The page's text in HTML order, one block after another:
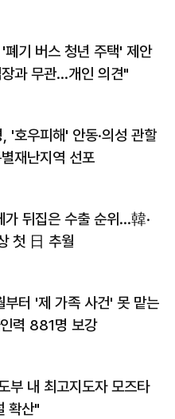
기 버스 청년 주택' 제안
과 무관…개인 의견"
'호우피해' 안동·의성 관할
재난지역 선포
가 뒤집은 수출 순위…韓·
첫 日 추월
터 '제 가족 사건' 못 맡는
력 881명 보강
부 내 최고지도자 모즈타
확산"